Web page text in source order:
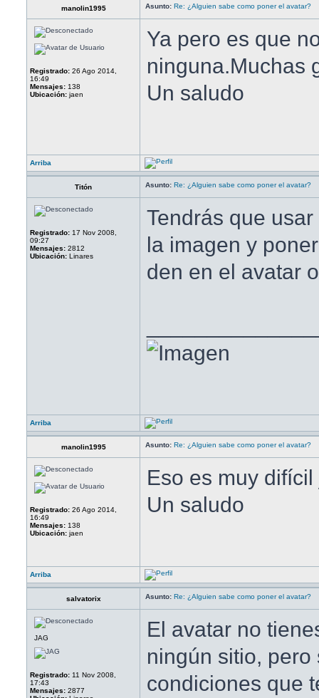
manolin1995 Asunto: Re: ¿Alguien sabe como poner el avatar?
Registrado: 26 Ago 2014,
16:49
Mensajes: 138
Ubicación: jaen
Ya pero es que
ninguna.Muchas
Un saludo
Arriba
Titón Asunto: Re: ¿Alguien sabe como poner el avatar?
Registrado: 17 Nov 2008,
09:27
Mensajes: 2812
Ubicación: Linares
Tendrás que
la imagen y
den en el avatar
Arriba
manolin1995 Asunto: Re: ¿Alguien sabe como poner el avatar?
Registrado: 26 Ago 2014,
16:49
Mensajes: 138
Ubicación: jaen
Eso es muy
Un saludo
Arriba
salvatorix Asunto: Re: ¿Alguien sabe como poner el avatar?
JAG
Registrado: 11 Nov 2008,
17:43
Mensajes: 2877
El avatar no
ningún sitio,
condiciones que